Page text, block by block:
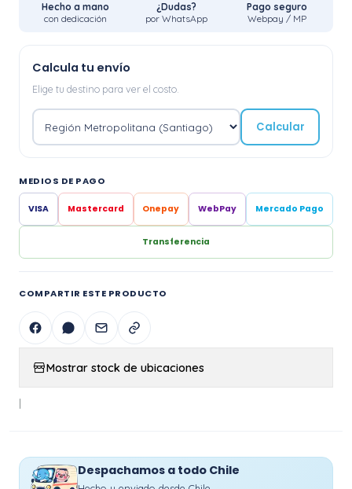
Hecho a mano
con dedicación
¿Dudas?
por WhatsApp
Pago seguro
Webpay / MP
Calcula tu envío
Elige tu destino para ver el costo.
Calcular
MEDIOS DE PAGO
VISA Mastercard Onepay WebPay Mercado Pago
Transferencia
COMPARTIR ESTE PRODUCTO
Mostrar stock de ubicaciones
|
Despachamos a todo Chile